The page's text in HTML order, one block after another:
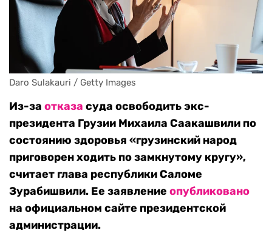
Daro Sulakauri / Getty Images
Из-за отказа суда освободить экс-
президента Грузии Михаила Саакашвили по
состоянию здоровья «грузинский народ
приговорен ходить по замкнутому кругу»,
считает глава республики Саломе
Зурабишвили. Ее заявление опубликовано
на официальном сайте президентской
администрации.